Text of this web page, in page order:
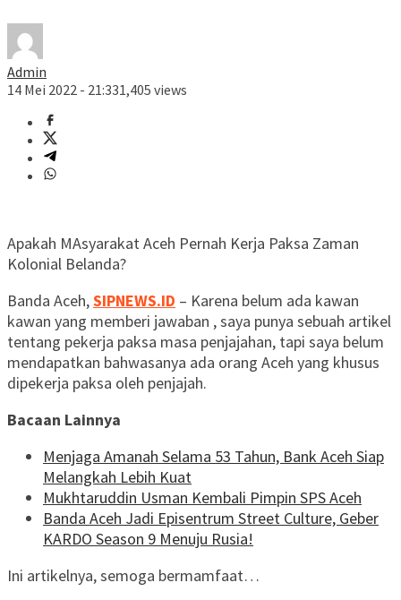
Admin
14 Mei 2022 - 21:331,405 views
Apakah MAsyarakat Aceh Pernah Kerja Paksa Zaman
Kolonial Belanda?
Banda Aceh,SIPNEWS.ID – Karena belum ada kawan
kawan yang memberi jawaban , saya punya sebuah artikel
tentang pekerja paksa masa penjajahan, tapi saya belum
mendapatkan bahwasanya ada orang Aceh yang khusus
dipekerja paksa oleh penjajah.
Bacaan Lainnya
Menjaga Amanah Selama 53 Tahun, Bank Aceh Siap
Melangkah Lebih Kuat
Mukhtaruddin Usman Kembali Pimpin SPS Aceh
Banda Aceh Jadi Episentrum Street Culture, Geber
KARDO Season 9 Menuju Rusia!
Ini artikelnya, semoga bermamfaat…